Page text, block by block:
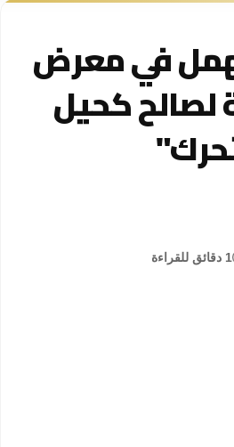
في معرض
لصالح كحيل
1 دقائق للقراءة